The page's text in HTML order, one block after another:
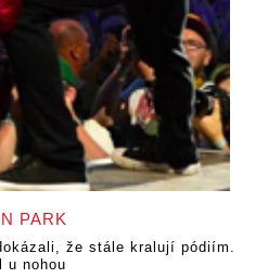
PARK
že stále kralují pódiím.
u nohou